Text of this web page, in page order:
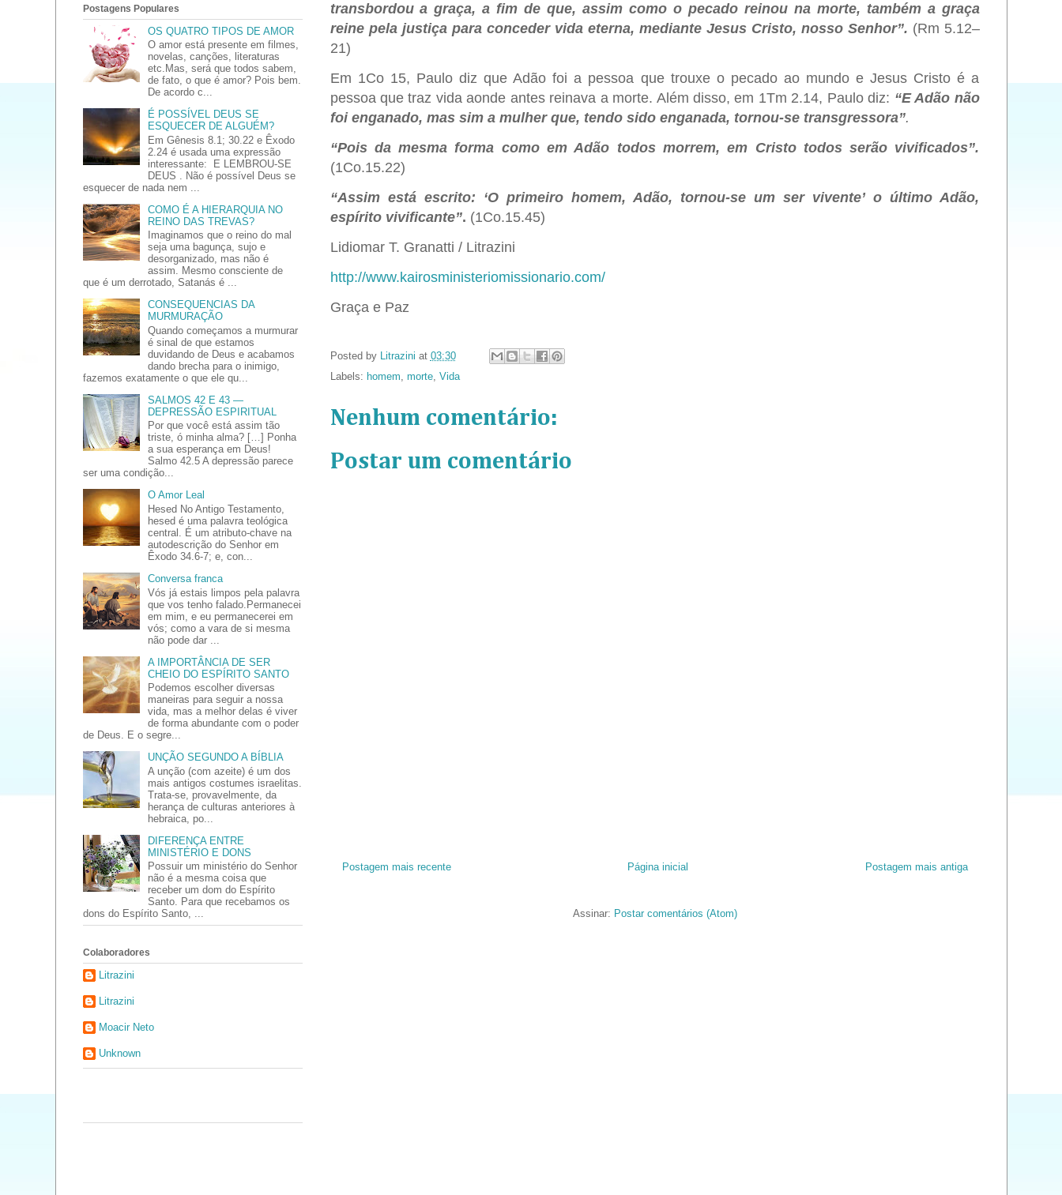
transbordou a graça, a fim de que, assim como o pecado reinou na morte, também a graça
reine pela justiça para conceder vida eterna, mediante Jesus Cristo, nosso Senhor”. (Rm 5.12­–
21)
Em 1Co 15, Paulo diz que Adão foi a pessoa que trouxe o pecado ao mundo e Jesus Cristo é a
pessoa que traz vida aonde antes reinava a morte. Além disso, em 1Tm 2.14, Paulo diz: “E Adão não
foi enganado, mas sim a mulher que, tendo sido enganada, tornou-se transgressora”.
“Pois da mesma forma como em Adão todos morrem, em Cristo todos serão vivificados”.
(1Co.15.22)
“Assim está escrito: ‘O primeiro homem, Adão, tornou-se um ser vivente’ o último Adão,
espírito vivificante”. (1Co.15.45)
Lidiomar T. Granatti / Litrazini
http://www.kairosministeriomissionario.com/
Graça e Paz
Posted by Litrazini at 03:30
Labels: homem, morte, Vida
Nenhum comentário:
Postar um comentário
Postagem mais recente Postagem mais antiga
Página inicial
Assinar: Postar comentários (Atom)
Postagens Populares
OS QUATRO TIPOS DE AMOR
O amor está presente em filmes,
novelas, canções, literaturas
etc.Mas, será que todos sabem,
de fato, o que é amor? Pois bem.
De acordo c...
É POSSÍVEL DEUS SE
ESQUECER DE ALGUÉM?
Em Gênesis 8.1; 30.22 e Êxodo
2.24 é usada uma expressão
interessante: E LEMBROU-SE
DEUS . Não é possível Deus se
esquecer de nada nem ...
COMO É A HIERARQUIA NO
REINO DAS TREVAS?
Imaginamos que o reino do mal
seja uma bagunça, sujo e
desorganizado, mas não é
assim. Mesmo consciente de
que é um derrotado, Satanás é ...
CONSEQUENCIAS DA
MURMURAÇÃO
Quando começamos a murmurar
é sinal de que estamos
duvidando de Deus e acabamos
dando brecha para o inimigo,
fazemos exatamente o que ele qu...
SALMOS 42 E 43 —
DEPRESSÃO ESPIRITUAL
Por que você está assim tão
triste, ó minha alma? […] Ponha
a sua esperança em Deus!
Salmo 42.5 A depressão parece
ser uma condição...
O Amor Leal
Hesed No Antigo Testamento,
hesed é uma palavra teológica
central. É um atributo-chave na
autodescrição do Senhor em
Êxodo 34.6-7; e, con...
Conversa franca
Vós já estais limpos pela palavra
que vos tenho falado.Permanecei
em mim, e eu permanecerei em
vós; como a vara de si mesma
não pode dar ...
A IMPORTÂNCIA DE SER
CHEIO DO ESPÍRITO SANTO
Podemos escolher diversas
maneiras para seguir a nossa
vida, mas a melhor delas é viver
de forma abundante com o poder
de Deus. E o segre...
UNÇÃO SEGUNDO A BÍBLIA
A unção (com azeite) é um dos
mais antigos costumes israelitas.
Trata-se, provavelmente, da
herança de culturas anteriores à
hebraica, po...
DIFERENÇA ENTRE
MINISTÉRIO E DONS
Possuir um ministério do Senhor
não é a mesma coisa que
receber um dom do Espírito
Santo. Para que recebamos os
dons do Espírito Santo, ...
Colaboradores
Litrazini
Litrazini
Moacir Neto
Unknown